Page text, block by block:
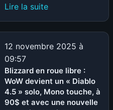
Lire la suite:
Paladin
PVP
–
WOTLK
Classic
12 novembre 2025 à
09:57
Blizzard en roue libre :
WoW devient un « Diablo
4.5 » solo, Mono touche, à
90$ et avec une nouvelle